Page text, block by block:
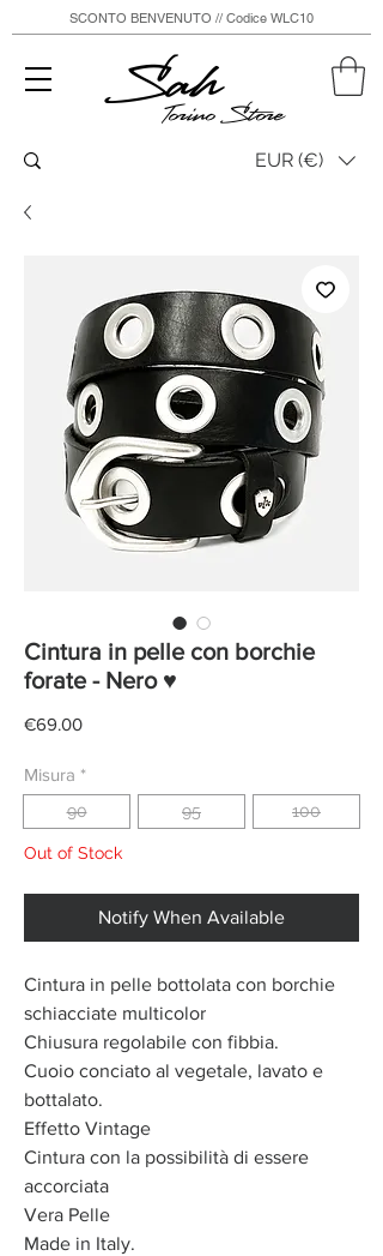
Sah
Torino Store
SCONTO BENVENUTO // Codice WLC10
EUR (€)
Cintura in pelle con borchie
forate - Nero ♥
€69.00Price
Misura *
90 95 100
Out of Stock
Notify When Available
Cintura in pelle bottolata con borchie
schiacciate multicolor
Chiusura regolabile con fibbia.
Cuoio conciato al vegetale, lavato e
bottalato.
Effetto Vintage
Cintura con la possibilità di essere
accorciata
Vera Pelle
Made in Italy.